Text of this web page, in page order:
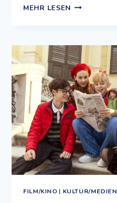
MEHR LESEN BITTE
MIT
EUCH
UM
DIE
WELT!
FILM/KINO | KULTUR/MEDIEN